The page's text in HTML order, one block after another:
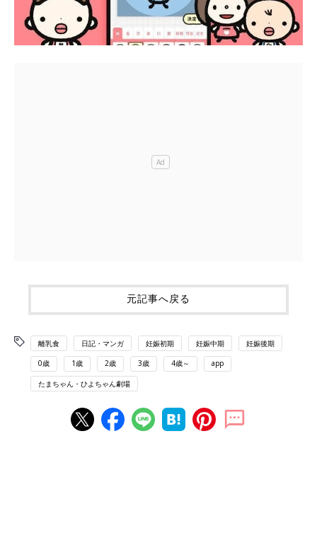
元記事へ戻る
離乳食 日記・マンガ 妊娠初期 妊娠中期 妊娠後期
0歳 1歳 2歳 3歳 4歳～ app
たまちゃん・ひよちゃん劇場